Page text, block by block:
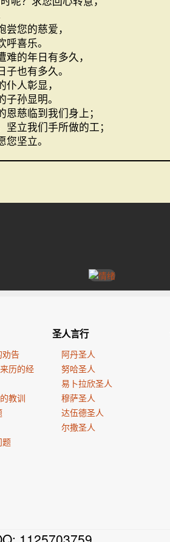
您的慈爱，
喜乐。
的年日有多久，
也有多久。
人彰显，
孙显明。
慈临到我们身上；
立我们手所做的工；
坚立。
劝告
历的经
教训
题
圣人言行
阿丹圣人
努哈圣人
易卜拉欣圣人
穆萨圣人
达伍德圣人
尔撒圣人